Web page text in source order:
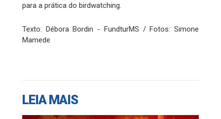
para a prática do birdwatching.
Texto: Débora Bordin - FundturMS / Fotos: Simone
Mamede
LEIA MAIS